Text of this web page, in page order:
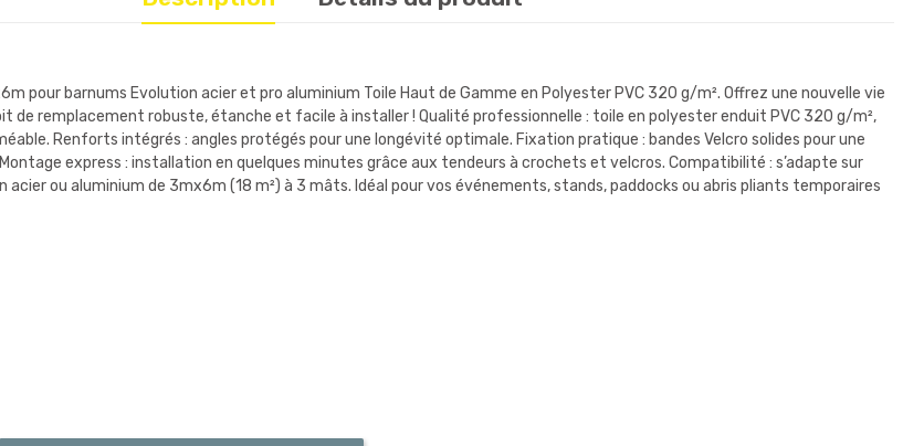
pour barnums Evolution acier et pro aluminium Toile Haut de Gamme en Polyester PVC 320 g/m². Offrez une nouvelle vie
remplacement robuste, étanche et facile à installer ! Qualité professionnelle : toile en polyester enduit PVC 320 g/m²,
Renforts intégrés : angles protégés pour une longévité optimale. Fixation pratique : bandes Velcro solides pour une
express : installation en quelques minutes grâce aux tendeurs à crochets et velcros. Compatibilité : s’adapte sur
ou aluminium de 3mx6m (18 m²) à 3 mâts. Idéal pour vos événements, stands, paddocks ou abris pliants temporaires